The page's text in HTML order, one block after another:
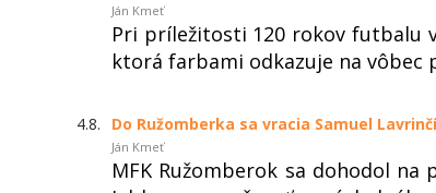
Ján Kmeť
Pri príležitosti 120 rokov futbalu
ktorá farbami odkazuje na
4.8. Do Ružomberka sa vracia Samuel
Ján Kmeť
MFK Ružomberok sa dohodol na